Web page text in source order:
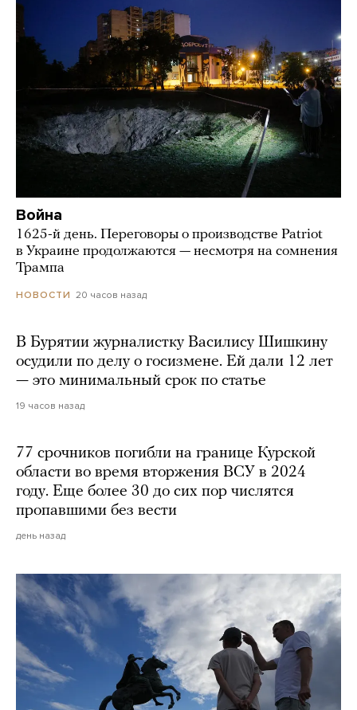
Война
1625-й день. Переговоры о производстве Patriot
в Украине продолжаются — несмотря на сомнения
Трампа
НОВОСТИ 20 часов назад
В Бурятии журналистку Василису Шишкину
осудили по делу о госизмене. Ей дали 12 лет
— это минимальный срок по статье
19 часов назад
77 срочников погибли на границе Курской
области во время вторжения ВСУ в 2024
году. Еще более 30 до сих пор числятся
пропавшими без вести
день назад